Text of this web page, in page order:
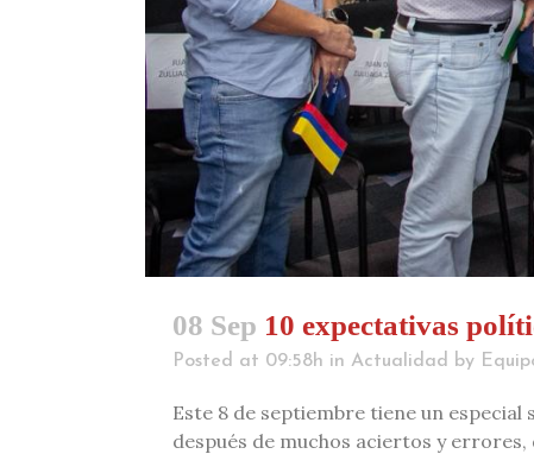
08 Sep 10 expectativas
Posted at 09:58h in Actualidad by
Este 8 de septiembre tiene un
después de muchos aciertos y